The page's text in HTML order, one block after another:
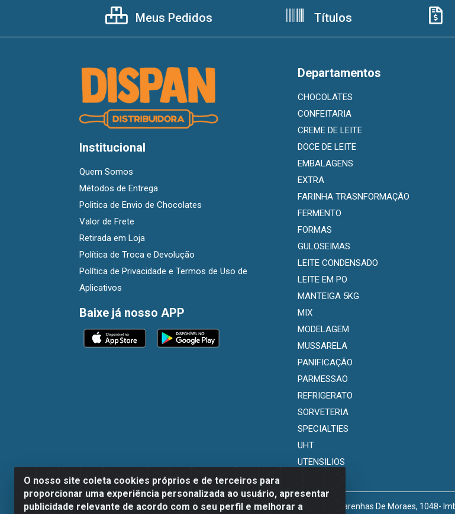
O nosso site coleta cookies próprios e de terceiros para
proporcionar uma experiência personalizada ao usuário, apresentar
publicidade relevante de acordo com o seu perfil e melhorar a
Meus Pedidos Títulos
Institucional
Quem Somos
Métodos de Entrega
Politica de Envio de Chocolates
Valor de Frete
Retirada em Loja
Política de Troca e Devolução
Política de Privacidade e Termos de Uso de
Aplicativos
Baixe já nosso APP
Departamentos
CHOCOLATES
CONFEITARIA
CREME DE LEITE
DOCE DE LEITE
EMBALAGENS
EXTRA
FARINHA TRASNFORMAÇÃO
FERMENTO
FORMAS
GULOSEIMAS
LEITE CONDENSADO
LEITE EM PO
MANTEIGA 5KG
MIX
MODELAGEM
MUSSARELA
PANIFICAÇÃO
PARMESSAO
REFRIGERATO
SORVETERIA
SPECIALTIES
UHT
UTENSILIOS
Dispan Distribuidora de Alimentos LTDA - Avenida Marechal Mascarenhas De Moraes, 1048-